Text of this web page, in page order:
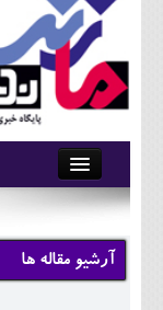
آرشیو
تماس با ما
وبلاگ
آرشیو مقاله ها